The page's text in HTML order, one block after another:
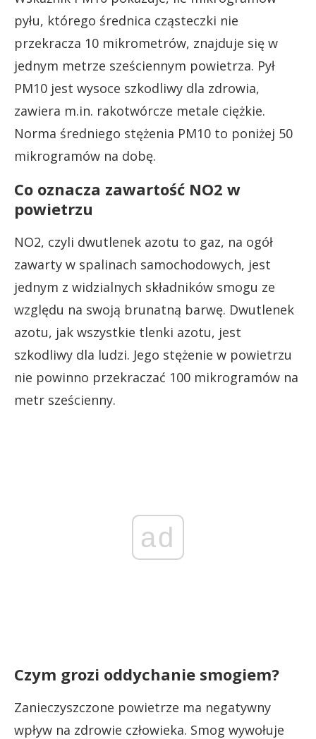
pyłu, którego średnica cząsteczki nie
przekracza 10 mikrometrów, znajduje się w
jednym metrze sześciennym powietrza. Pył
PM10 jest wysoce szkodliwy dla zdrowia,
zawiera m.in. rakotwórcze metale ciężkie.
Norma średniego stężenia PM10 to poniżej 50
mikrogramów na dobę.
Co oznacza zawartość NO2 w
powietrzu
NO2, czyli dwutlenek azotu to gaz, na ogół
zawarty w spalinach samochodowych, jest
jednym z widzialnych składników smogu ze
względu na swoją brunatną barwę. Dwutlenek
azotu, jak wszystkie tlenki azotu, jest
szkodliwy dla ludzi. Jego stężenie w powietrzu
nie powinno przekraczać 100 mikrogramów na
metr sześcienny.
ad
Czym grozi oddychanie smogiem?
Zanieczyszczone powietrze ma negatywny
wpływ na zdrowie człowieka. Smog wywołuje